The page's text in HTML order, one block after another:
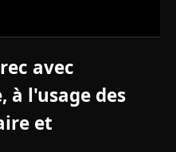
avec
l'usage des
et